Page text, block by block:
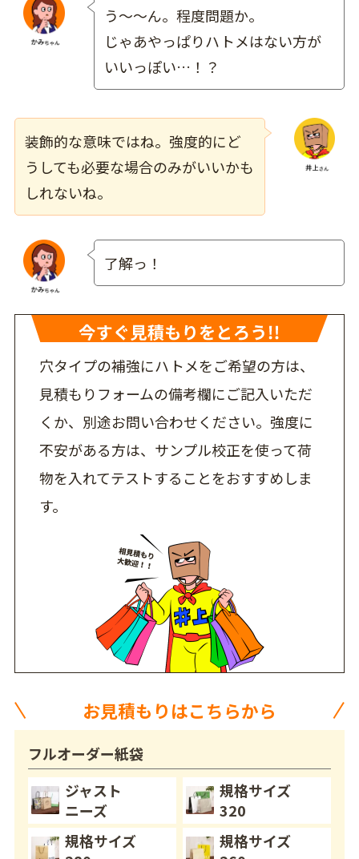
う～～ん。程度問題か。
じゃあやっぱりハトメはない方が
いいっぽい…！？
装飾的な意味ではね。強度的にど
うしても必要な場合のみがいいかも
しれないね。
了解っ！
穴タイプの補強にハトメをご希望の方は、
見積もりフォームの備考欄にご記入いただ
くか、別途お問い合わせください。強度に
不安がある方は、サンプル校正を使って荷
物を入れてテストすることをおすすめしま
す。
お見積もりはこちらから
フルオーダー紙袋
ジャスト
ニーズ
規格サイズ
320
規格サイズ
規格サイズ